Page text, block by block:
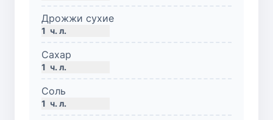
Дрожжи сухие
1 ч. л.
Сахар
1 ч. л.
Соль
1 ч. л.